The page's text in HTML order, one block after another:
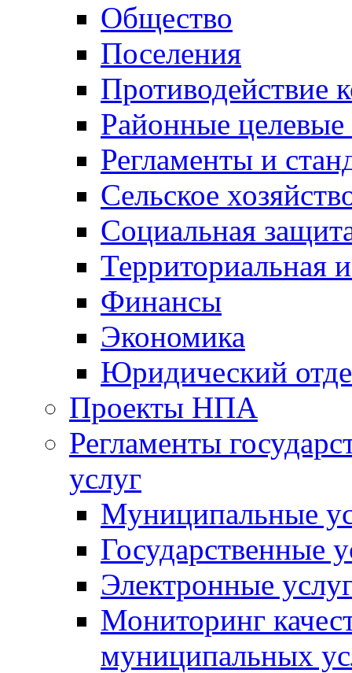
Общество
Поселения
Противодействие
Районные
Регламенты и
Сельское
Социальная
Территориальная
Финансы
Экономика
Юридический
Проекты НПА
Регламенты
услуг
Муниципальные
Государственные
Электронные
Мониторинг
муниципальных